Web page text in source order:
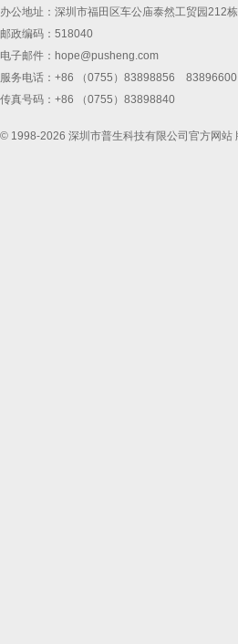
办公地址：深圳市福田区车公庙泰然工贸园212
邮政编码：518040
电子邮件： hope@pusheng.com
服务电话：+86 （0755）83898856
传真号码：+86 （0755）83898840
© 1998-2026 深圳市普生科技有限公司官方网站